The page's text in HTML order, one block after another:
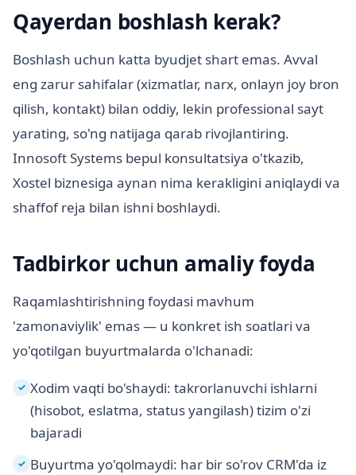
Qayerdan boshlash kerak?
Boshlash uchun katta byudjet shart emas. Avval
eng zarur sahifalar (xizmatlar, narx, onlayn joy bron
qilish, kontakt) bilan oddiy, lekin professional sayt
yarating, so'ng natijaga qarab rivojlantiring.
Innosoft Systems bepul konsultatsiya o'tkazib,
Xostel biznesiga aynan nima kerakligini aniqlaydi va
shaffof reja bilan ishni boshlaydi.
Tadbirkor uchun amaliy foyda
Raqamlashtirishning foydasi mavhum
'zamonaviylik' emas — u konkret ish soatlari va
yo'qotilgan buyurtmalarda o'lchanadi:
✓ Xodim vaqti bo'shaydi: takrorlanuvchi ishlarni
(hisobot, eslatma, status yangilash) tizim o'zi
bajaradi
✓ Buyurtma yo'qolmaydi: har bir so'rov CRM'da iz